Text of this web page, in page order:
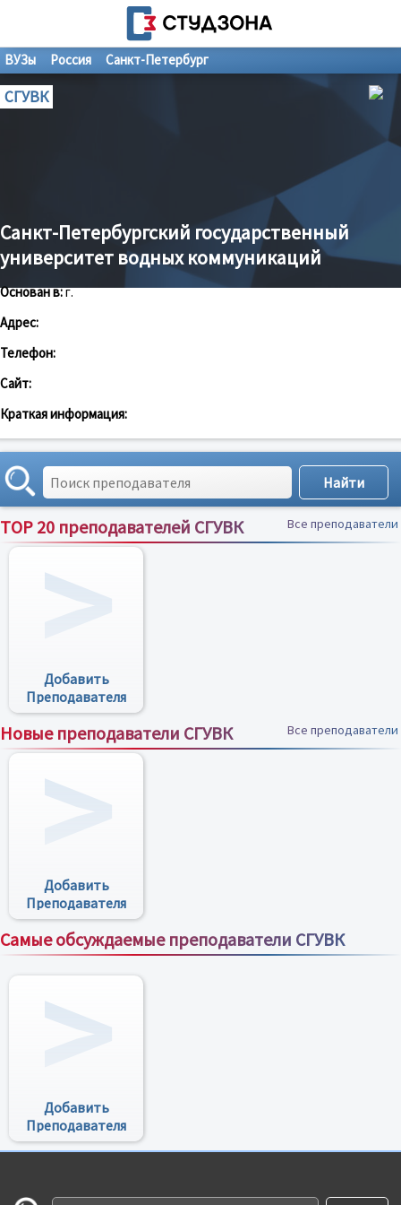
ВУЗы Россия Санкт-Петербург
СГУВК
Санкт-Петербургский государственный
университет водных коммуникаций
Основан в:г.
Адрес:
Телефон:
Сайт:
Краткая информация:
TOP 20 преподавателей СГУВК Все преподаватели
Добавить
Преподавателя
Новые преподаватели СГУВК Все преподаватели
Добавить
Преподавателя
Самые обсуждаемые преподаватели СГУВК
Все преподаватели
Добавить
Преподавателя